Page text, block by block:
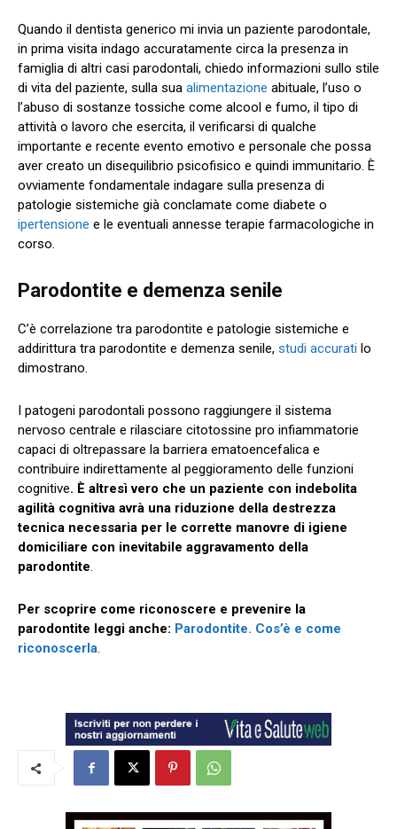
Quando il dentista generico mi invia un paziente parodontale,
in prima visita indago accuratamente circa la presenza in
famiglia di altri casi parodontali, chiedo informazioni sullo stile
di vita del paziente, sulla sua alimentazione abituale, l’uso o
l’abuso di sostanze tossiche come alcool e fumo, il tipo di
attività o lavoro che esercita, il verificarsi di qualche
importante e recente evento emotivo e personale che possa
aver creato un disequilibrio psicofisico e quindi immunitario. È
ovviamente fondamentale indagare sulla presenza di
patologie sistemiche già conclamate come diabete o
ipertensione e le eventuali annesse terapie farmacologiche in
corso.
Parodontite e demenza senile
C’è correlazione tra parodontite e patologie sistemiche e
addirittura tra parodontite e demenza senile, studi accurati lo
dimostrano.
I patogeni parodontali possono raggiungere il sistema
nervoso centrale e rilasciare citotossine pro infiammatorie
capaci di oltrepassare la barriera ematoencefalica e
contribuire indirettamente al peggioramento delle funzioni
cognitive. È altresì vero che un paziente con indebolita
agilità cognitiva avrà una riduzione della destrezza
tecnica necessaria per le corrette manovre di igiene
domiciliare con inevitabile aggravamento della
parodontite.
Per scoprire come riconoscere e prevenire la
parodontite leggi anche: Parodontite. Cos’è e come
riconoscerla.